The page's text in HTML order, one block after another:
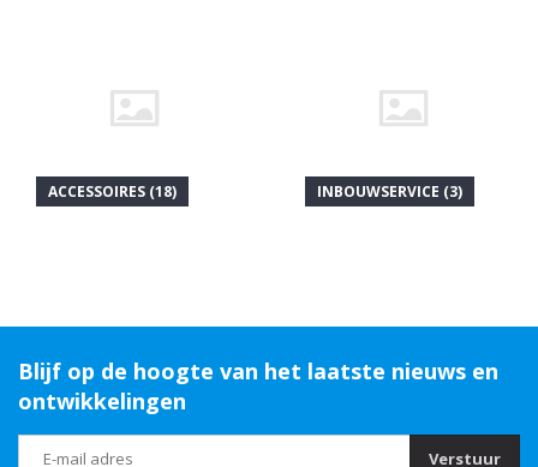
ACCESSOIRES (18) INBOUWSERVICE (3)
Blijf op de hoogte van het laatste nieuws en
ontwikkelingen
Verstuur